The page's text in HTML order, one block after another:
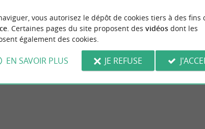
de France » en
Escapade à Talmont-sur-Gironde,
charentaise
8,2 km - Talmont-sur-Gironde
vous autorisez le dépôt de cookies tiers à des fins
. Certaines pages du site proposent des vidéosdont les
également des cookies.
EN SAVOIR PLUS JE REFUSE